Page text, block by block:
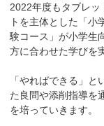
2022年度もタブレッ
トを主体とした「小
験コース」が小学生
方に合わせた学びを
「やればできる」
た良問や添削指導を
を培っていきます。